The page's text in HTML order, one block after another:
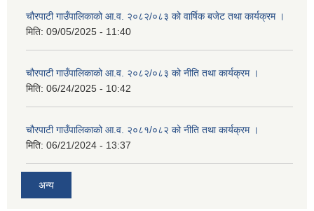
चौरपाटी गाउँपालिकाको आ.व. २०८२/०८३ को वार्षिक बजेट तथा कार्यक्रम ।
मिति: 09/05/2025 - 11:40
चौरपाटी गाउँपालिकाको आ.व. २०८२/०८३ को नीति तथा कार्यक्रम ।
मिति: 06/24/2025 - 10:42
चौरपाटी गाउँपालिकाको आ.व. २०८१/०८२ को नीति तथा कार्यक्रम ।
मिति: 06/21/2024 - 13:37
अन्य